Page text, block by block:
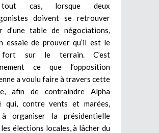
cas, lorsque deux
doivent se retrouver
d’une table de négociations,
essaie de prouver qu’il est le
sur le terrain. C’est
ce que l’opposition
a voulu faire à travers cette
afin de contraindre Alpha
qui, contre vents et marées,
organiser la présidentielle
élections locales, à lâcher du